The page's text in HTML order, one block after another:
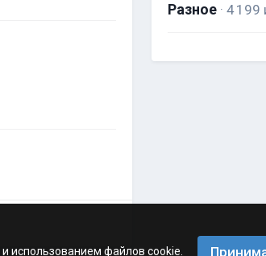
Разное · 4
и использованием файлов cookie.